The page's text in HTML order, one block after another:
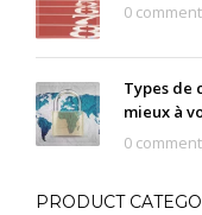
0
Types de
mieux à
0
PRODUCT